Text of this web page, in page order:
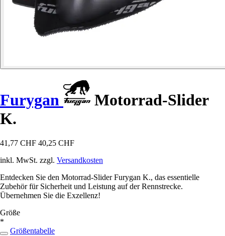
Furygan
Motorrad-Slider
K.
41,77 CHF 40,25 CHF
inkl. MwSt. zzgl. Versandkosten
Entdecken Sie den Motorrad-Slider Furygan K., das essentielle
Zubehör für Sicherheit und Leistung auf der Rennstrecke.
Übernehmen Sie die Exzellenz!
Größe
*
Größentabelle